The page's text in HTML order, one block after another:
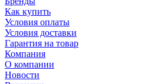
Как купить
Условия оплаты
Условия доставки
Гарантия на товар
Компания
О компании
Новости